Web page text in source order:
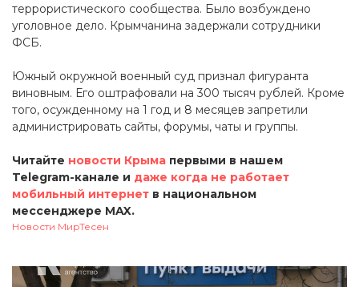
террористического сообщества. Было возбуждено
уголовное дело. Крымчанина задержали сотрудники
ФСБ.
Южный окружной военный суд признал фигуранта
виновным. Его оштрафовали на 300 тысяч рублей. Кроме
того, осужденному на 1 год и 8 месяцев запретили
администрировать сайты, форумы, чаты и группы.
Читайте новости Крыма первыми в нашем
Telegram-канале и даже когда не работает
мобильный интернет в национальном
мессенджере MAX.
Новости МирТесен